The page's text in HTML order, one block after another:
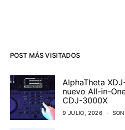
POST MÁS VISITADOS
AlphaTheta
nuevo All-in-
CDJ-3000X
9 JULIO, 2026